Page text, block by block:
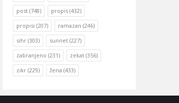
post (748) propis (432)
propisi (207) ramazan (246)
sihr (303) sunnet (227)
zabranjeno (231) zekat (356)
zikr (229) žena (433)